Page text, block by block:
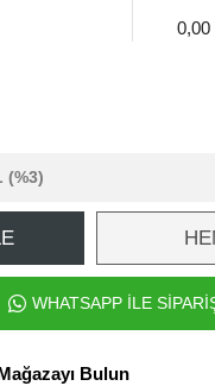
0,00
(%3)
WHATSAPP İLE
Bulun